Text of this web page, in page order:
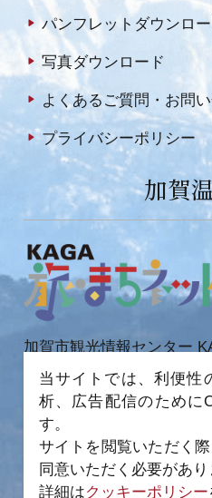
パンフレットダウンロ
写真ダウンロード
よくあるご質問・お問
プライバシーポリシー
加賀
加賀市観光情報センター
〒922-0423
石川県加賀市作見町ヲ6-2 JR
TEL 0761-72-6678
当サイトでは、利便性
析、広告配信のために
す。
サイトを閲覧いただく
同意いただく必要があり
詳細はクッキーポリシー